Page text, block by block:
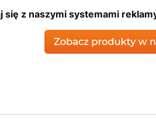
się z naszymi systemami